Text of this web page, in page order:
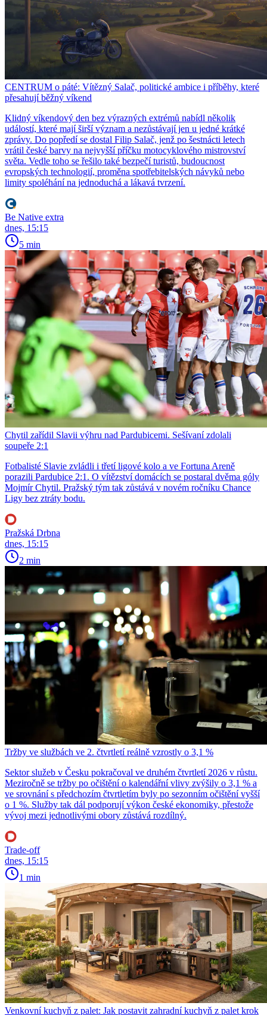
CENTRUM o páté: Vítězný Salač, politické ambice i příběhy, které
přesahují běžný víkend
Klidný víkendový den bez výrazných extrémů nabídl několik
událostí, které mají širší význam a nezůstávají jen u jedné krátké
zprávy. Do popředí se dostal Filip Salač, jenž po šestnácti letech
vrátil české barvy na nejvyšší příčku motocyklového mistrovství
světa. Vedle toho se řešilo také bezpečí turistů, budoucnost
evropských technologií, proměna spotřebitelských návyků nebo
limity spoléhání na jednoduchá a lákavá tvrzení.
Be Native extra
dnes, 15:15
5 min
Chytil zařídil Slavii výhru nad Pardubicemi. Sešívaní zdolali
soupeře 2:1
Fotbalisté Slavie zvládli i třetí ligové kolo a ve Fortuna Areně
porazili Pardubice 2:1. O vítězství domácích se postaral dvěma góly
Mojmír Chytil. Pražský tým tak zůstává v novém ročníku Chance
Ligy bez ztráty bodu.
Pražská Drbna
dnes, 15:15
2 min
Tržby ve službách ve 2. čtvrtletí reálně vzrostly o 3,1 %
Sektor služeb v Česku pokračoval ve druhém čtvrtletí 2026 v růstu.
Meziročně se tržby po očištění o kalendářní vlivy zvýšily o 3,1 % a
ve srovnání s předchozím čtvrtletím byly po sezonním očištění vyšší
o 1 %. Služby tak dál podporují výkon české ekonomiky, přestože
vývoj mezi jednotlivými obory zůstává rozdílný.
Trade-off
dnes, 15:15
1 min
Venkovní kuchyň z palet: Jak postavit zahradní kuchyň z palet krok